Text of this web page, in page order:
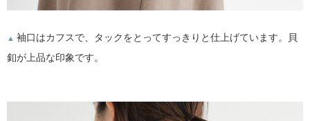
▲ 袖口はカフスで、タックをとってすっきりと仕上げています。貝
釦が上品な印象です。